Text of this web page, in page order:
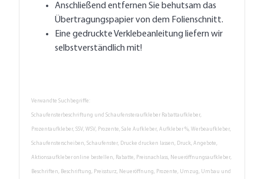
Anschließend entfernen Sie behutsam das
Übertragungspapier von dem Folienschnitt.
Eine gedruckte Verklebeanleitung liefern wir
selbstverständlich mit!
Verwandte Suchbegriffe:
Schaufensterbeschriftung und Schaufensteraufkleber Rabattaufkleber,
Prozentaufkleber, SSV, WSV, Prozente, Sale Aufkleber, Aufkleber %, Werbeaufkleber,
Schaufensterscheiben, Schaufenster, Drucke drucken lassen, Druck, Angebote,
Aktionsaufkleber online bestellen, Rabatte, Preisnachlass, Neueröffnungsaufkleber,
Beschriften, Beschriftung, Preissturz, Neueröffnung, Prozente, Umzug, Umbau und